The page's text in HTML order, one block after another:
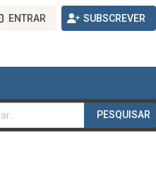
ENTRAR SUBSCREVER
PESQUISAR